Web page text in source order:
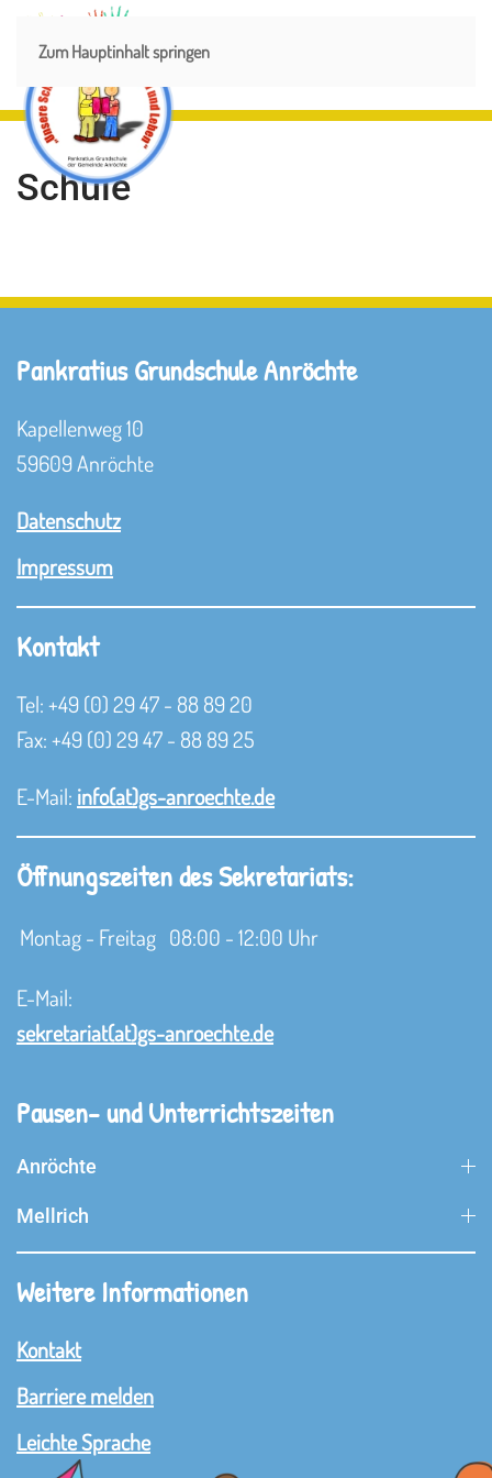
Zum Hauptinhalt springen
Schule
Pankratius Grundschule Anröchte
Kapellenweg 10
59609 Anröchte
Datenschutz
Impressum
Kontakt
Tel: +49 (0) 29 47 - 88 89 20
Fax: +49 (0) 29 47 - 88 89 25
E-Mail: info(at)gs-anroechte.de
Öffnungszeiten des Sekretariats:
Montag - Freitag 08:00 - 12:00 Uhr
E-Mail:
sekretariat(at)gs-anroechte.de
Pausen- und Unterrichtszeiten
Anröchte
Mellrich
Weitere Informationen
Kontakt
Barriere melden
Leichte Sprache